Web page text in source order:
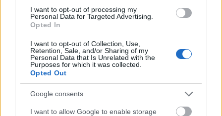
I want to opt-out of processing my
Personal Data for Targeted Advertising.
Opted In
I want to opt-out of Collection, Use,
Retention, Sale, and/or Sharing of my
Personal Data that Is Unrelated with the
Purposes for which it was collected.
Opted Out
Google consents
I want to allow Google to enable storage
Broadway